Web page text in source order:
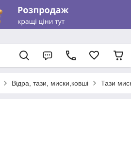
Відра, тази, миски,ковші Тази